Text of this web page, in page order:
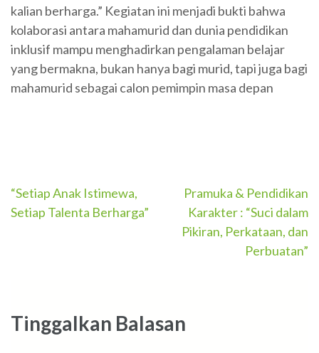
kalian berharga.” Kegiatan ini menjadi bukti bahwa
kolaborasi antara mahamurid dan dunia pendidikan
inklusif mampu menghadirkan pengalaman belajar
yang bermakna, bukan hanya bagi murid, tapi juga bagi
mahamurid sebagai calon pemimpin masa depan
Navigasi
pos
“Setiap Anak Istimewa,
Setiap Talenta Berharga”
Pramuka & Pendidikan
Karakter : “Suci dalam
Pikiran, Perkataan, dan
Perbuatan”
Tinggalkan Balasan